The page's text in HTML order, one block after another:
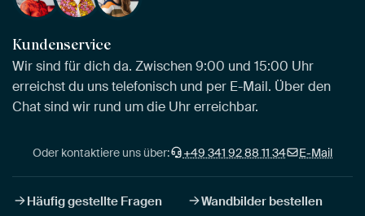
Kundenservice
Wir sind für dich da. Zwischen 9:00 und 15:00 Uhr
erreichst du uns telefonisch und per E-Mail. Über den
Chat sind wir rund um die Uhr erreichbar.
Oder kontaktiere uns über: +49 341 92 88 11 34 E-Mail
Häufig gestellte Fragen
Wandbilder bestellen